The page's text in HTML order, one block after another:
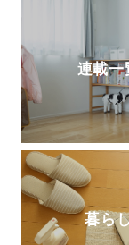
連載一
暮ら